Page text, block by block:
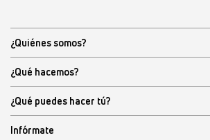
¿Quiénes somos?
¿Qué hacemos?
¿Qué puedes hacer tú?
Infórmate